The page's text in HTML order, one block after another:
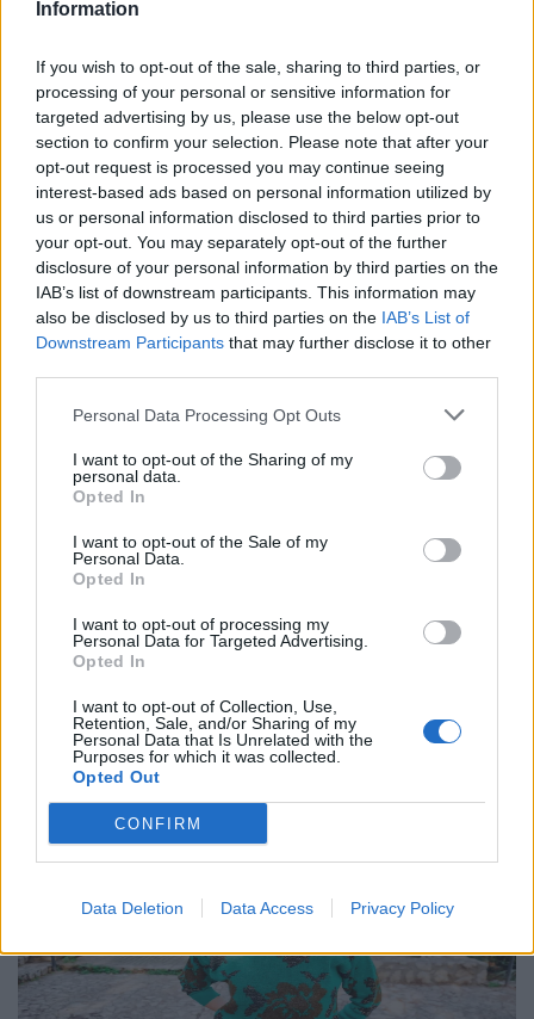
Information
If you wish to opt-out of the sale, sharing to third parties, or
processing of your personal or sensitive information for
targeted advertising by us, please use the below opt-out
section to confirm your selection. Please note that after your
opt-out request is processed you may continue seeing
interest-based ads based on personal information utilized by
us or personal information disclosed to third parties prior to
your opt-out. You may separately opt-out of the further
disclosure of your personal information by third parties on the
IAB’s list of downstream participants. This information may
also be disclosed by us to third parties on the IAB’s List of
Downstream Participants that may further disclose it to other
Personal Data Processing Opt Outs
I want to opt-out of the Sharing of my
personal data.
Opted In
I want to opt-out of the Sale of my
Personal Data.
Opted In
I want to opt-out of processing my
Personal Data for Targeted Advertising.
Opted In
I want to opt-out of Collection, Use,
Retention, Sale, and/or Sharing of my
Personal Data that Is Unrelated with the
Purposes for which it was collected.
Opted Out
CONFIRM
Data Deletion Data Access Privacy Policy
23.03.26
Ένα σπίτι γεμάτο ρόλους που δεν λένε να σβήσουν. Το
"Θηριοτροφείο" του Δημήτρη Τσεκούρα μετατρέπει το όνειρο
σε παγίδα και το παράλογο σε καθρέφτη.
Θέατρο
Η Φένια Αποστόλου και το σκοτεινό
παραμύθι του “Αποτυπώματος”
Με το "Αποτύπωμα", η Φένια Αποστόλου δημιουργεί έναν
σκοτεινό, ποιητικό χώρο όπου η γυναικεία εικόνα αποτινάσσει
τις παραμορφώσεις του χρόνου και ξαναβρίσκει τη φωνή της
μέσα από την κίνηση, τη σιωπή